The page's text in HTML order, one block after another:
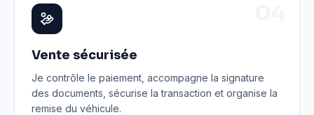
Vente sécurisée
Je contrôle le paiement, accompagne la signature
des documents, sécurise la transaction et organise la
remise du véhicule.